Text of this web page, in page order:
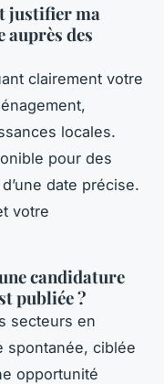
justifier ma
auprès des
clairement votre
locales.
pour des
date précise.
votre
candidature
publiée ?
secteurs en
spontanée, ciblée
opportunité